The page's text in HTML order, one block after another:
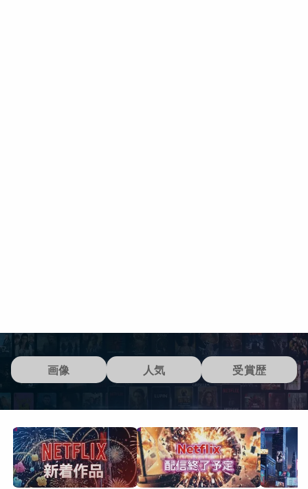
画像 人気 受賞歴